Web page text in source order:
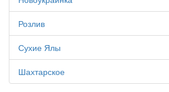
Розлив
Сухие Ялы
Шахтарское